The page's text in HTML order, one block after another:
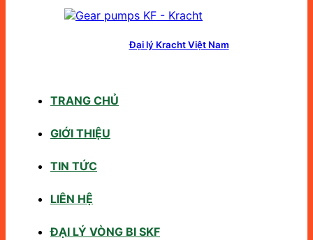
Đại lý Kracht Việt Nam
TRANG CHỦ
GIỚI THIỆU
TIN TỨC
LIÊN HỆ
ĐẠI LÝ VÒNG BI SKF